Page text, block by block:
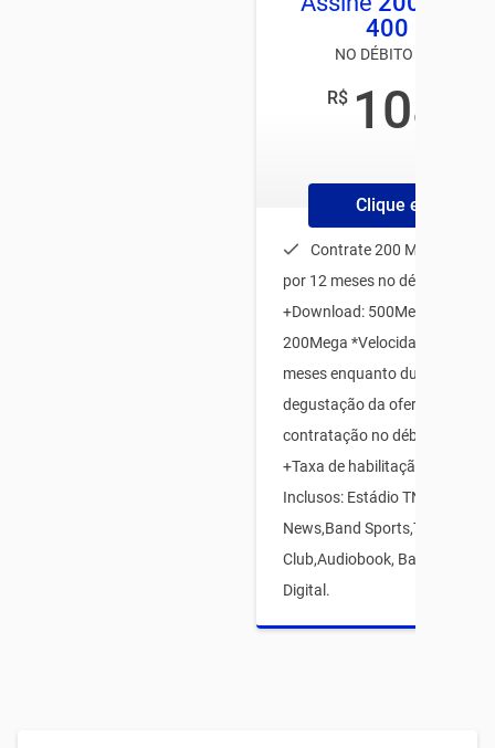
400 MEGA
NO DÉBITO
R$ 108
Clique e Contrate
Contrate 200 MEGA e leve
por 12 meses no débito
+Download: 500Mega e
200Mega *Velocidades
meses enquanto durar o
degustação da oferta,
contratação no débito
+Taxa de habilitação12x R$15
Inclusos: Estádio TNT
News,Band Sports,TIM Games
Club,Audiobook, Babbel eTIM
Digital.